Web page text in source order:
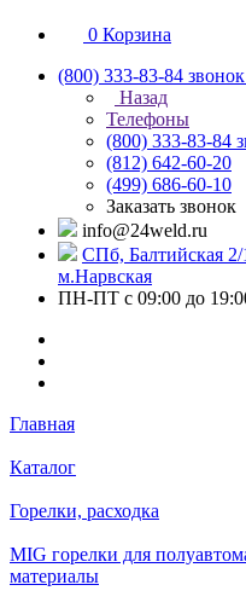
0 Корзина
(800) 333-83-84
Назад
Телефоны
(800) 333-83-84
(812) 642-60-20
(499) 686-60-10
Заказать звонок
info@24weld.ru
СПб, Балтийская 2/
м.Нарвская
ПН-ПТ с 09:00 до
Главная
Каталог
Горелки, расходка
MIG горелки для
материалы